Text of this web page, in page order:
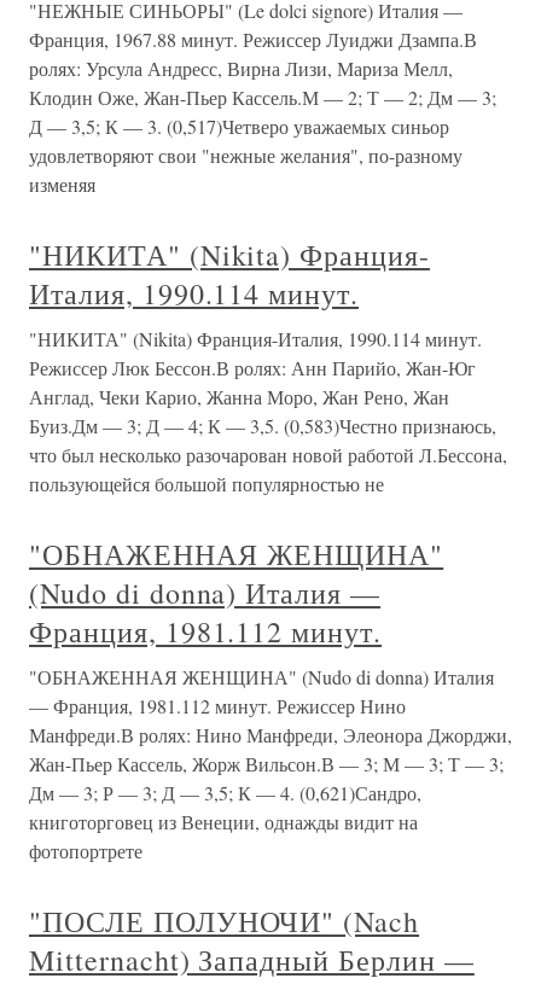
"НЕЖНЫЕ СИНЬОРЫ" (Le dolci signore) Италия —
Франция, 1967.88 минут. Режиссер Луиджи Дзампа.В
ролях: Урсула Андресс, Вирна Лизи, Мариза Мелл,
Клодин Оже, Жан-Пьер Кассель.М — 2; Т — 2; Дм — 3;
Д — 3,5; К — 3. (0,517)Четверо уважаемых синьор
удовлетворяют свои "нежные желания", по-разному
изменяя
"НИКИТА" (Nikita) Франция-
Италия, 1990.114 минут.
"НИКИТА" (Nikita) Франция-Италия, 1990.114 минут.
Режиссер Люк Бессон.В ролях: Анн Парийо, Жан-Юг
Англад, Чеки Карио, Жанна Моро, Жан Рено, Жан
Буиз.Дм — 3; Д — 4; К — 3,5. (0,583)Честно признаюсь,
что был несколько разочарован новой работой Л.Бессона,
пользующейся большой популярностью не
"ОБНАЖЕННАЯ ЖЕНЩИНА"
(Nudo di donna) Италия —
Франция, 1981.112 минут.
"ОБНАЖЕННАЯ ЖЕНЩИНА" (Nudo di donna) Италия
— Франция, 1981.112 минут. Режиссер Нино
Манфреди.В ролях: Нино Манфреди, Элеонора Джорджи,
Жан-Пьер Кассель, Жорж Вильсон.В — 3; М — 3; Т — 3;
Дм — 3; Р — 3; Д — 3,5; К — 4. (0,621)Сандро,
книготорговец из Венеции, однажды видит на
фотопортрете
"ПОСЛЕ ПОЛУНОЧИ" (Nach
Mitternacht) Западный Берлин —